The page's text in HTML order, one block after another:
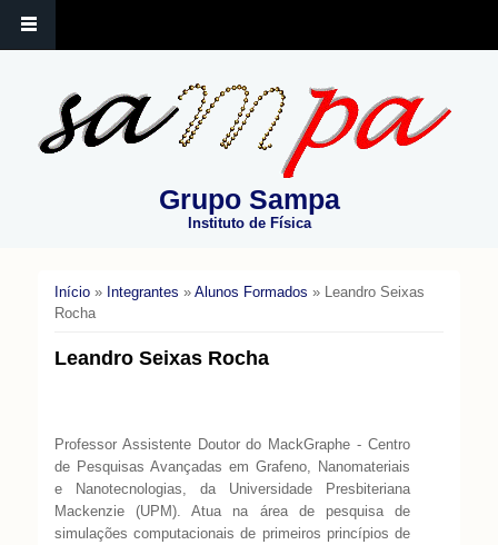
Grupo Sampa
Instituto de Física
Você está aqui
Início» Integrantes » Alunos Formados » Leandro Seixas
Rocha
Leandro Seixas Rocha
Professor Assistente Doutor do MackGraphe - Centro
de Pesquisas Avançadas em Grafeno, Nanomateriais
e Nanotecnologias, da Universidade Presbiteriana
Mackenzie (UPM). Atua na área de pesquisa de
simulações computacionais de primeiros princípios de